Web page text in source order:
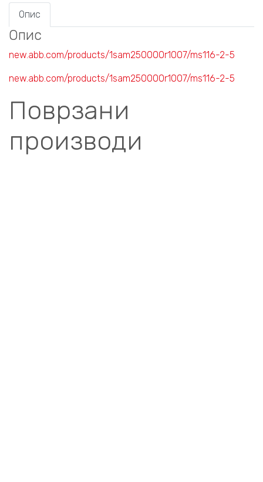
Опис
Опис
new.abb.com/products/1sam250000r1007/ms116-2-5
new.abb.com/products/1sam250000r1007/ms116-2-5
Поврзани
производи